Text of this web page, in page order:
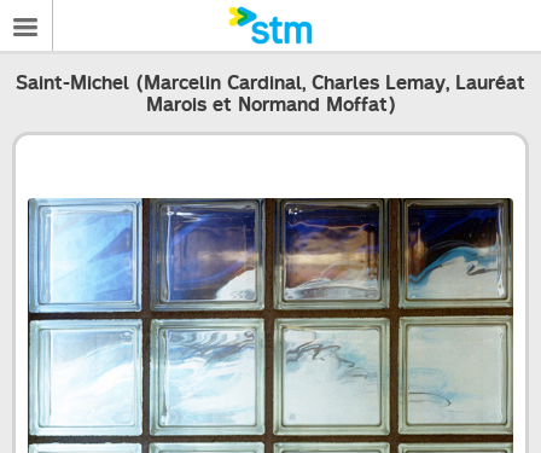
Saint-Michel (Marcelin Cardinal, Charles Lemay, Lauréat
Marois et Normand Moffat)